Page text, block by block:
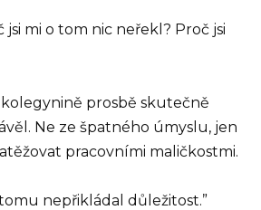
jsi mi o tom nic neřekl? Proč jsi
kolegynině prosbě skutečně
Ne ze špatného úmyslu, jen
pracovními maličkostmi.
nepřikládal důležitost.”